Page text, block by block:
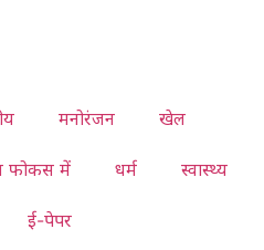
मनोरंजन खेल
में धर्म स्वास्थ्य
ई-पेपर